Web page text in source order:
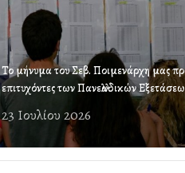
Το μήνυμα του Σεβ. Ποιμενάρχη μας
επιτυχόντες των Πανελλαδικών
23 Ιουλίου 2026